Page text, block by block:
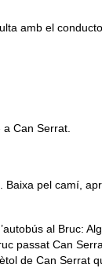
amb el
Can Serrat.
pel camí,
al Bruc:
passat Can
de Can Serrat